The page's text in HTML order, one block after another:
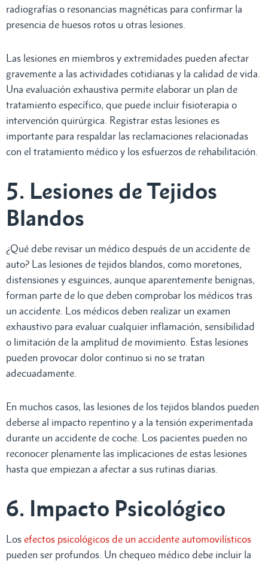
radiografías o resonancias magnéticas para confirmar la
presencia de huesos rotos u otras lesiones.
Las lesiones en miembros y extremidades pueden afectar
gravemente a las actividades cotidianas y la calidad de vida.
Una evaluación exhaustiva permite elaborar un plan de
tratamiento específico, que puede incluir fisioterapia o
intervención quirúrgica. Registrar estas lesiones es
importante para respaldar las reclamaciones relacionadas
con el tratamiento médico y los esfuerzos de rehabilitación.
5. Lesiones de Tejidos
Blandos
¿Qué debe revisar un médico después de un accidente de
auto? Las lesiones de tejidos blandos, como moretones,
distensiones y esguinces, aunque aparentemente benignas,
forman parte de lo que deben comprobar los médicos tras
un accidente. Los médicos deben realizar un examen
exhaustivo para evaluar cualquier inflamación, sensibilidad
o limitación de la amplitud de movimiento. Estas lesiones
pueden provocar dolor continuo si no se tratan
adecuadamente.
En muchos casos, las lesiones de los tejidos blandos pueden
deberse al impacto repentino y a la tensión experimentada
durante un accidente de coche. Los pacientes pueden no
reconocer plenamente las implicaciones de estas lesiones
hasta que empiezan a afectar a sus rutinas diarias.
6. Impacto Psicológico
Los efectos psicológicos de un accidente automovilísticos
pueden ser profundos. Un chequeo médico debe incluir la